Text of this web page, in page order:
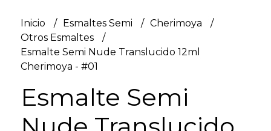
Inicio Esmaltes Semi
Cherimoya
Otros Esmaltes
Esmalte Semi Nude Translucido 12ml
Cherimoya - #01
Esmalte Semi